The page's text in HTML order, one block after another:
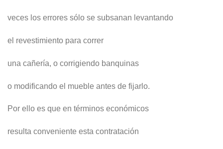
veces los errores sólo se subsanan levantando
el revestimiento para correr
una cañería, o corrigiendo banquinas
o modificando el mueble antes de fijarlo.
Por ello es que en términos económicos
resulta conveniente esta contratación